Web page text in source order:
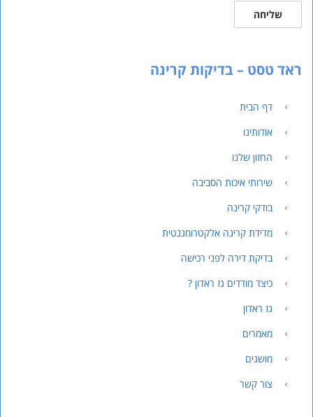
שליחה
ראד טסט – בדיקות קרינה
דף הבית
אודותינו
החזון שלנו
שירותי איכות הסביבה
בודקי קרינה
מדידת קרינה אלקטרומגנטית
בדיקת דירה לפני רכישה
כיצד מודדים גז ראדון ?
גז ראדון
מאמרים
מושגים
צור קשר